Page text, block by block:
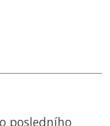
posledního